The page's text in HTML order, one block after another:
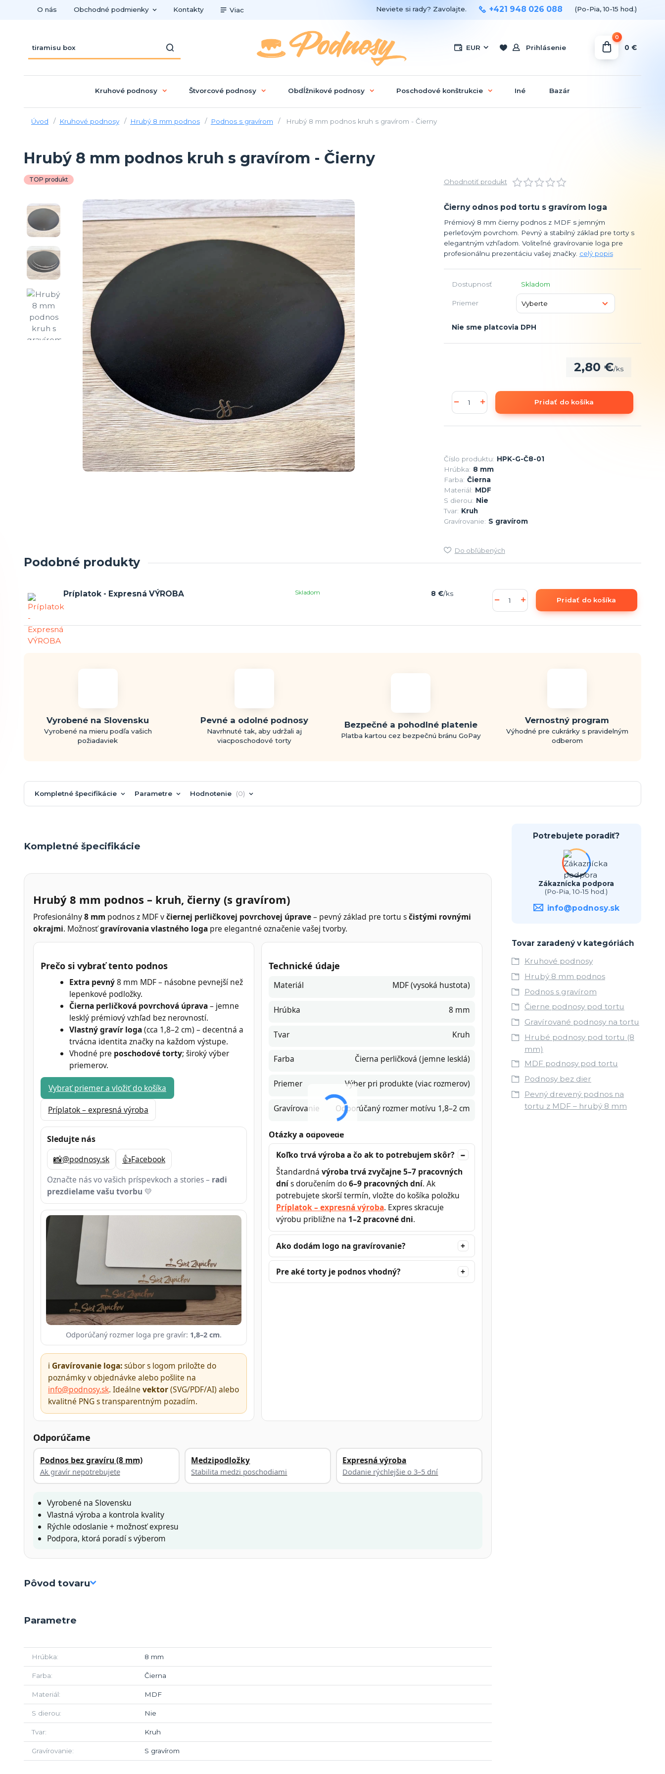
O nás Obchodné podmienky Kontakty Viac
EUR Prihlásenie
Neviete si rady? Zavolajte. +421 948 026 088 (Po-Pia, 10-15 hod.)
0
0 €
Kruhové podnosy Štvorcové podnosy Obdĺžnikové podnosy Poschodové konštrukcie Iné Bazár
Úvod Kruhové podnosy Hrubý 8 mm podnos Podnos s gravírom Hrubý 8 mm podnos kruh s gravírom - Čierny
Hrubý 8 mm podnos kruh s gravírom - Čierny
TOP produkt Ohodnotiť produkt
Čierny odnos pod tortu s gravírom loga
Prémiový 8 mm čierny podnos z MDF s jemným
perleťovým povrchom. Pevný a stabilný základ pre torty s
elegantným vzhľadom. Voliteľné gravírovanie loga pre
profesionálnu prezentáciu vašej značky. celý popis
Dostupnosť Skladom
Priemer
Nie sme platcovia DPH
2,80 €/ks
Pridať do košíka
Číslo produktu: HPK-G-Č8-01
Hrúbka: 8 mm
Farba: Čierna
Materiál: MDF
S dierou: Nie
Tvar: Kruh
Gravírovanie: S gravírom
Do obľúbených
Podobné produkty
Príplatok - Expresná VÝROBA 8 €/ks
Skladom
Pridať do košíka
Vyrobené na Slovensku
Vyrobené na mieru podľa vašich
požiadaviek
Pevné a odolné podnosy
Navrhnuté tak, aby udržali aj
viacposchodové torty
Bezpečné a pohodlné platenie
Platba kartou cez bezpečnú bránu GoPay
Vernostný program
Výhodné pre cukrárky s pravidelným
odberom
Kompletné špecifikácie Parametre Hodnotenie 0
Kompletné špecifikácie
Hrubý 8 mm podnos – kruh, čierny (s gravírom)
Profesionálny8 mm podnos z MDF včiernej perličkovej povrchovej úprave– pevný základ pre tortu sčistými rovnými
okrajmi. Možnosťgravírovania vlastného loga pre elegantné označenie vašej tvorby.
Prečo si vybrať tento podnos
Extra pevný8 mm MDF – násobne pevnejší než
lepenkové podložky.
Čierna perličková povrchová úprava– jemne
lesklý prémiový vzhľad bez nerovností.
Vlastný gravír loga(cca 1,8–2 cm) – decentná a
trvácna identita značky na každom výstupe.
Vhodné pre poschodové torty; široký výber
priemerov.
Vybrať priemer a vložiť do košíka
Príplatok – expresná výroba
Sledujte nás
📸@podnosy.sk 👍Facebook
Označte nás vo vašich príspevkoch a stories – radi
prezdielame vašu tvorbu 💛
Odporúčaný rozmer loga pre gravír: 1,8–2 cm.
ℹ️ Gravírovanie loga:súbor s logom priložte do
poznámky v objednávke alebo pošlite na
info@podnosy.sk. Ideálne vektor(SVG/PDF/AI) alebo
kvalitné PNG s transparentným pozadím.
Technické údaje
Materiál MDF (vysoká hustota)
Hrúbka 8 mm
Tvar Kruh
Farba Čierna perličková (jemne lesklá)
Priemer Výber pri produkte (viac rozmerov)
Gravírovanie Odporúčaný rozmer motívu 1,8–2 cm
Otázky a odpovede
Koľko trvá výroba a čo ak to potrebujem skôr?
Štandardná výroba trvá zvyčajne 5–7 pracovných
dnís doručením do6–9 pracovných dní. Ak
potrebujete skorší termín, vložte do košíka položku
Príplatok – expresná výroba. Expres skracuje
výrobu približne na 1–2 pracovné dni.
Ako dodám logo na gravírovanie?
Pre aké torty je podnos vhodný?
Odporúčame
Podnos bez gravíru (8 mm)
Ak gravír nepotrebujete
Medzipodložky
Stabilita medzi poschodiami
Expresná výroba
Dodanie rýchlejšie o 3–5 dní
Vyrobené na Slovensku
Vlastná výroba a kontrola kvality
Rýchle odoslanie + možnosť expresu
Podpora, ktorá poradí s výberom
Pôvod tovaru
Parametre
Hrúbka 8 mm
Farba Čierna
Materiál MDF
S dierou Nie
Tvar Kruh
Gravírovanie S gravírom
Potrebujete poradiť?
Zákaznícka podpora
(Po-Pia, 10-15 hod.)
info@podnosy.sk
Tovar zaradený v kategóriách
Kruhové podnosy
Hrubý 8 mm podnos
Podnos s gravírom
Čierne podnosy pod tortu
Gravírované podnosy na tortu
Hrubé podnosy pod tortu (8
mm)
MDF podnosy pod tortu
Podnosy bez dier
Pevný drevený podnos na
tortu z MDF – hrubý 8 mm